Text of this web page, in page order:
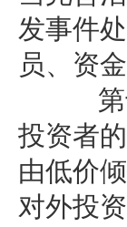
发事件
员、资
第十
投资者
由低价
对外投